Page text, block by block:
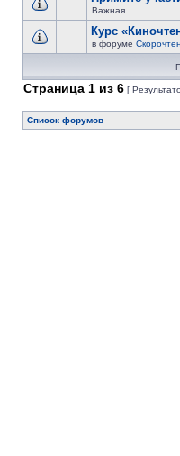
Важная
Курс
в форуме
Страница 1 из 6 [
Список форумов